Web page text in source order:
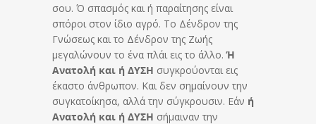
σου. Ό σπασμός και ή παραίτησης είναι
σπόροι στον ίδιο αγρό. Το Δένδρον της
Γνώσεως και το Δένδρον της Ζωής
μεγαλώνουν το ένα πλάι εις το άλλο.Ή
Ανατολή και ή ΔΥΣΗ συγκρούονται εις
έκαστο άνθρωπον. Και δεν σημαίνουν την
συγκατοίκησα, αλλά την σύγκρουσιν. Εάν ή
Ανατολή και ή ΔΥΣΗ σήμαιναν την